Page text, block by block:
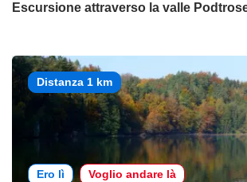
Escursione attraverso la valle
Distanza 1 km
Ero lì Voglio andare là